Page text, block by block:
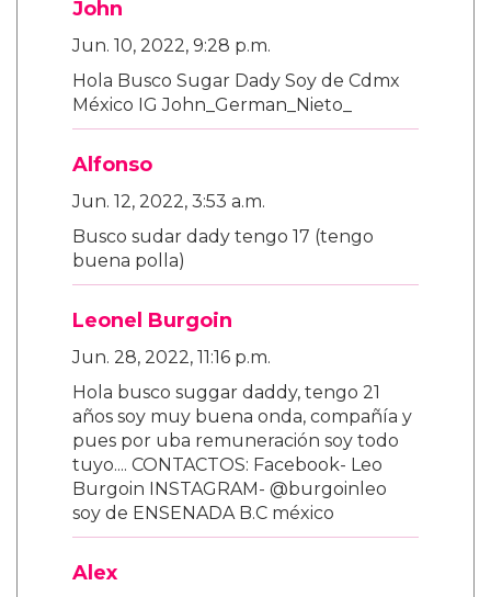
John
Jun. 10, 2022, 9:28 p.m.
Hola Busco Sugar Dady Soy de Cdmx
México IG John_German_Nieto_
Alfonso
Jun. 12, 2022, 3:53 a.m.
Busco sudar dady tengo 17 (tengo
buena polla)
Leonel Burgoin
Jun. 28, 2022, 11:16 p.m.
Hola busco suggar daddy, tengo 21
años soy muy buena onda, compañía y
pues por uba remuneración soy todo
tuyo.... CONTACTOS: Facebook- Leo
Burgoin INSTAGRAM- @burgoinleo
soy de ENSENADA B.C méxico
Alex